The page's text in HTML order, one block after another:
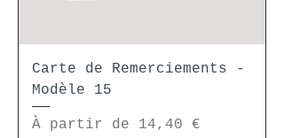
Carte de Remerciements -
Modèle 15
À partir de 14,40 €
Prix promotionnel